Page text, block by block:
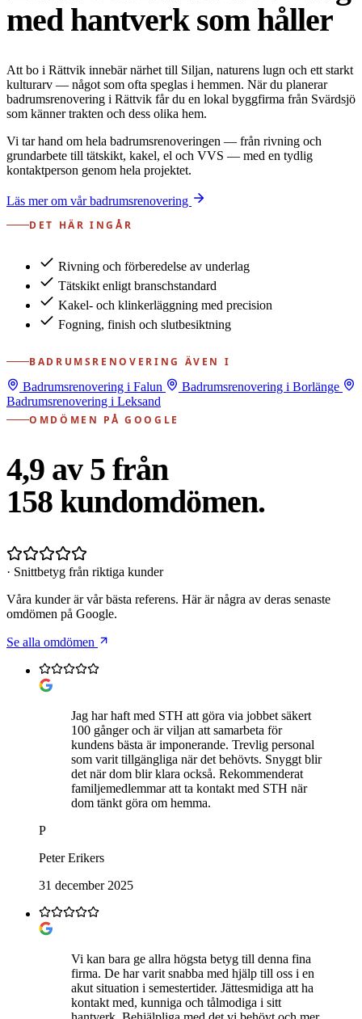
med hantverk som håller
Att bo i Rättvik innebär närhet till Siljan, naturens lugn och ett starkt
kulturarv — något som ofta speglas i hemmen. När du planerar
badrumsrenovering i Rättvik får du en lokal byggfirma från Svärdsjö
som känner trakten och dess olika hem.
Vi tar hand om hela badrumsrenoveringen — från rivning och
grundarbete till tätskikt, kakel, el och VVS — med en tydlig
kontaktperson genom hela projektet.
Läs mer om vår badrumsrenovering
DET HÄR INGÅR
Rivning och förberedelse av underlag
Tätskikt enligt branschstandard
Kakel- och klinkerläggning med precision
Fogning, finish och slutbesiktning
BADRUMSRENOVERING ÄVEN I
Badrumsrenovering i Falun
Badrumsrenovering i Borlänge
Badrumsrenovering i Leksand
OMDÖMEN PÅ GOOGLE
4,9 av 5 från
158 kundomdömen.
· Snittbetyg från riktiga kunder
Våra kunder är vår bästa referens. Här är några av deras senaste
omdömen på Google.
Se alla omdömen
Jag har haft med STH att göra via jobbet säkert
100 gånger och är viljan att samarbeta för
kundens bästa är imponerande. Trevlig personal
som varit tillgängliga när det behövts. Snyggt blir
det när dom blir klara också. Rekommenderat
familjemedlemmar att ta kontakt med STH när
dom tänkt göra om hemma.
P
Peter Erikers
31 december 2025
Vi kan bara ge allra högsta betyg till denna fina
firma. De har varit snabba med hjälp till oss i en
akut situation i semestertider. Jättesmidiga att ha
kontakt med, kunniga och tålmodiga i sitt